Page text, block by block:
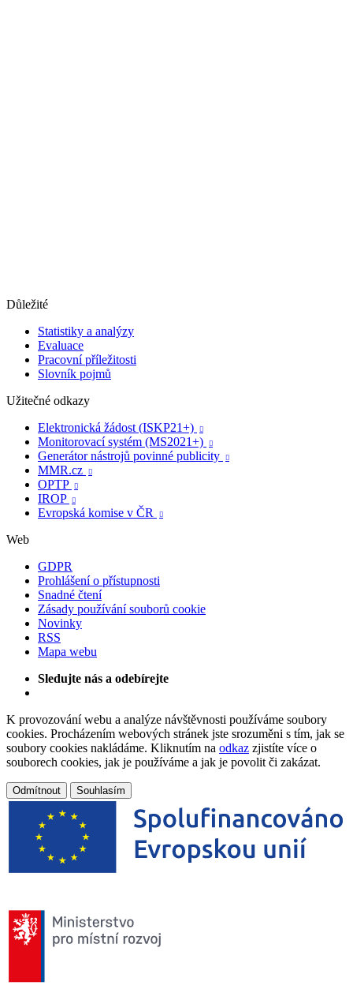
Důležité
Statistiky a analýzy
Evaluace
Pracovní příležitosti
Slovník pojmů
Užitečné odkazy
Elektronická žádost (ISKP21+)

Monitorovací systém (MS2021+) 
Generátor nástrojů povinné publicity 
MMR.cz 
OPTP 
IROP 
Evropská komise v ČR 
Web
GDPR
Prohlášení o přístupnosti
Snadné čtení
Zásady používání souborů cookie
Novinky
RSS
Mapa webu
Sledujte nás a odebírejte
K provozování webu a analýze návštěvnosti používáme soubory
cookies. Procházením webových stránek jste srozuměni s tím, jak se
soubory cookies nakládáme. Kliknutím na odkaz zjistíte více o
souborech cookies, jak je používáme a jak je povolit či zakázat.
Odmítnout Souhlasím